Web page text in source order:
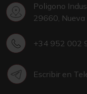
Poligono
29660,
+34 952 002
Escribir en